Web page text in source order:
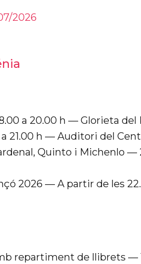
2026
a 20.00 h — Glorieta del
21.00 h — Auditori del
Quinto i Michenlo —
2026 — A partir de les
repartiment de llibrets —